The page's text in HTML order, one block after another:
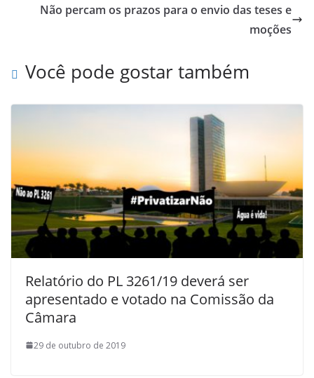
Não percam os prazos para o envio das teses e
moções
Você pode gostar também
Relatório do PL 3261/19 deverá ser
apresentado e votado na Comissão da
Câmara
29 de outubro de 2019